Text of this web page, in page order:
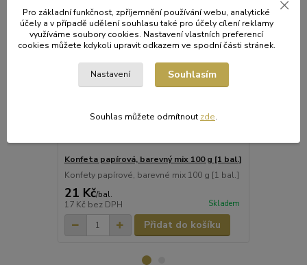
Konfeta papírová, barevný mix 100 g [1 bal.]
Konfety papírové, barevné mix 100 g [1 bal.]
21 Kč/bal.
17 Kč bez DPH Skladem
Přidat do košíku
Pro základní funkčnost, zpříjemnění používání webu, analytické
účely a v případě udělení souhlasu také pro účely cílení reklamy
využíváme soubory cookies. Nastavení vlastních preferencí
cookies můžete kdykoli upravit odkazem ve spodní části stránek.
Nastavení Souhlasím
Souhlas můžete odmítnout zde.